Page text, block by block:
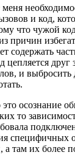
и код,
что чужой
причин
содержать
цепляется друг
и
это осознание
то
специфичных
а там их более